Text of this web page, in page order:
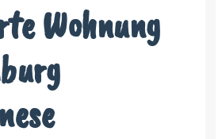
Wohnung